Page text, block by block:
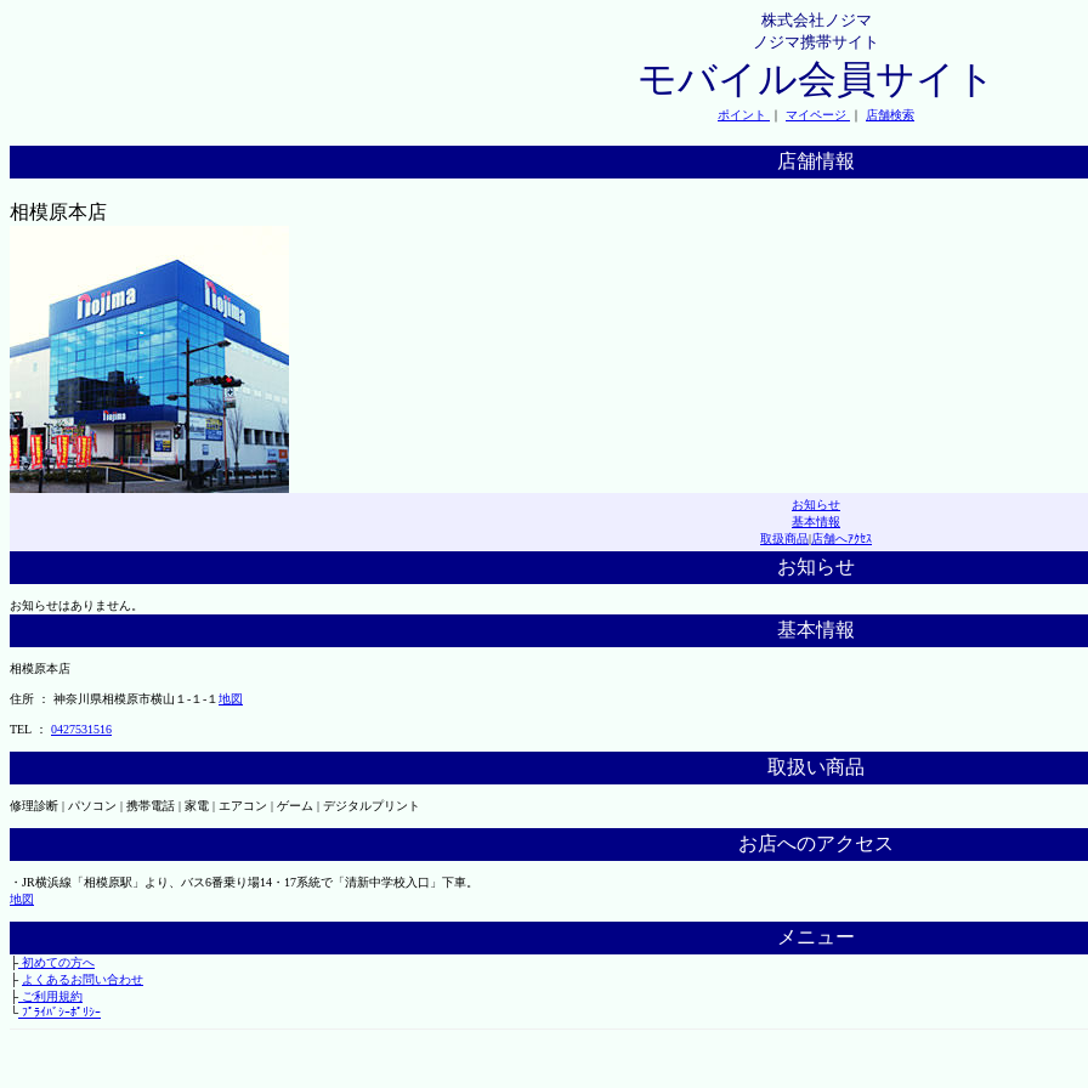
株式会社ノジマ
ノジマ携帯サイト
モバイル会員サイト
ポイント ｜ マイページ ｜ 店舗検索
店舗情報
相模原本店
お知らせ
基本情報
取扱商品|店舗へｱｸｾｽ
お知らせ
お知らせはありません。
基本情報
相模原本店
住所 ： 神奈川県相模原市横山１-１-１ 地図
TEL ： 0427531516
取扱い商品
修理診断 | パソコン | 携帯電話 | 家電 | エアコン | ゲーム | デジタルプリント
お店へのアクセス
・JR横浜線「相模原駅」より、バス6番乗り場14・17系統で「清新中学校入口」下車。
地図
メニュー
├初めての方へ
├ よくあるお問い合わせ
├ご利用規約
└ﾌﾟﾗｲﾊﾞｼｰﾎﾟﾘｼｰ